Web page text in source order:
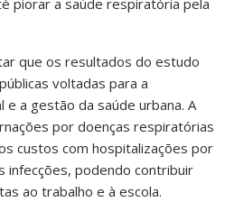
piorar a saúde respiratória pela
que os resultados do estudo
voltadas para a
a gestão da saúde urbana. A
por doenças respiratórias
custos com hospitalizações por
infecções, podendo contribuir
ao trabalho e à escola.